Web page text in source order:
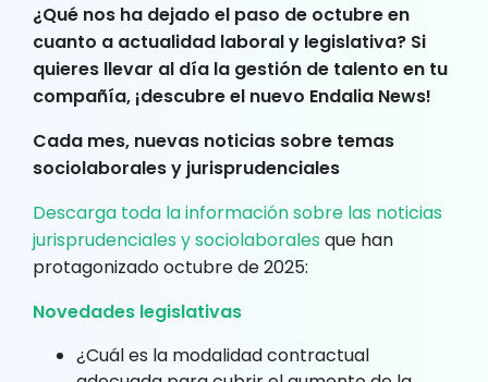
¿Qué nos ha dejado el paso de octubre en
cuanto a actualidad laboral y legislativa? Si
quieres llevar al día la gestión de talento en tu
compañía, ¡descubre el nuevo Endalia News!
Cada mes, nuevas noticias sobre temas
sociolaborales y jurisprudenciales
Descarga toda la información sobre las noticias
jurisprudenciales y sociolaborales que han
protagonizado octubre de 2025:
Novedades legislativas
¿Cuál es la modalidad contractual